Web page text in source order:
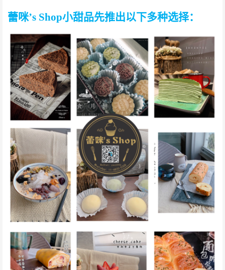
蕾咪’s Shop小甜品先推出以下多种选择：